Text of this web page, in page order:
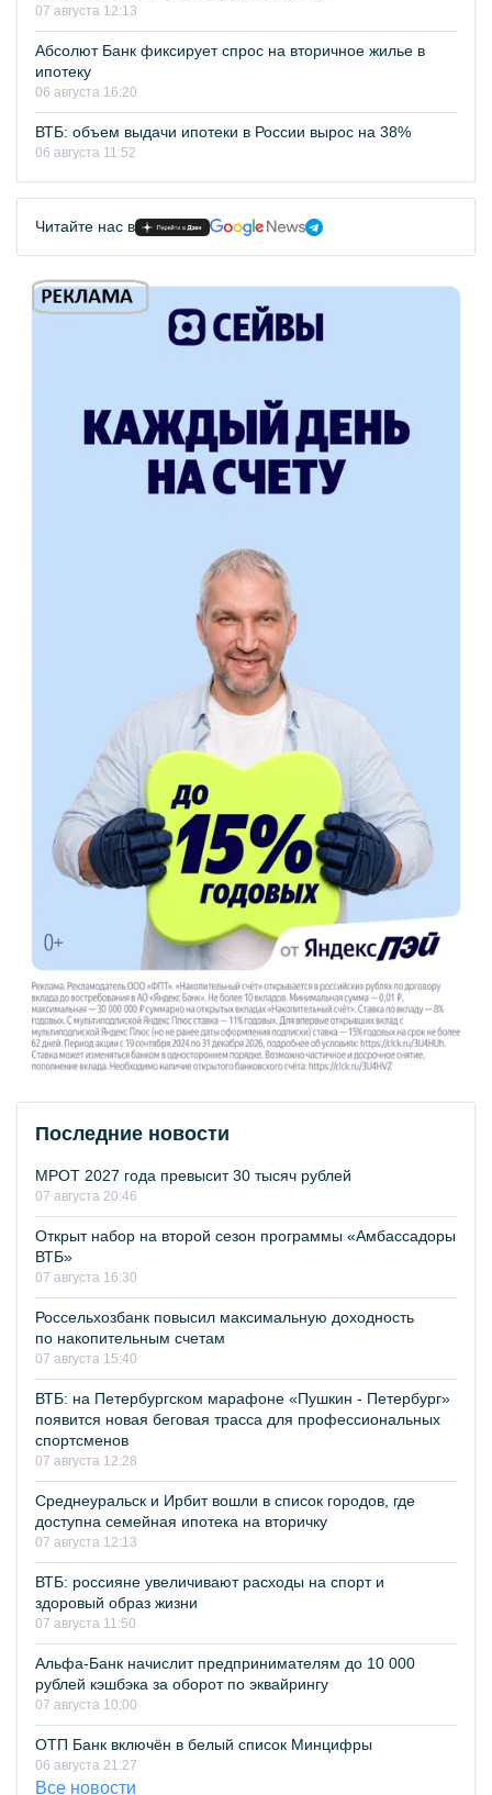
07 августа 12:13
Абсолют Банк фиксирует спрос на вторичное жилье в
ипотеку
06 августа 16:20
ВТБ: объем выдачи ипотеки в России вырос на 38%
06 августа 11:52
Читайте нас в
Последние новости
МРОТ 2027 года превысит 30 тысяч рублей
07 августа 20:46
Открыт набор на второй сезон программы «Амбассадоры
ВТБ»
07 августа 16:30
Россельхозбанк повысил максимальную доходность
по накопительным счетам
07 августа 15:40
ВТБ: на Петербургском марафоне «Пушкин - Петербург»
появится новая беговая трасса для профессиональных
спортсменов
07 августа 12:28
Среднеуральск и Ирбит вошли в список городов, где
доступна семейная ипотека на вторичку
07 августа 12:13
ВТБ: россияне увеличивают расходы на спорт и
здоровый образ жизни
07 августа 11:50
Альфа-Банк начислит предпринимателям до 10 000
рублей кэшбэка за оборот по эквайрингу
07 августа 10:00
ОТП Банк включён в белый список Минцифры
06 августа 21:27
Все новости